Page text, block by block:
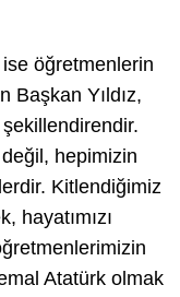
öğretmenlerin
Başkan Yıldız,
şekillendirendir.
hepimizin
Kitlendiğimiz
hayatımızı
Atatürk olmak